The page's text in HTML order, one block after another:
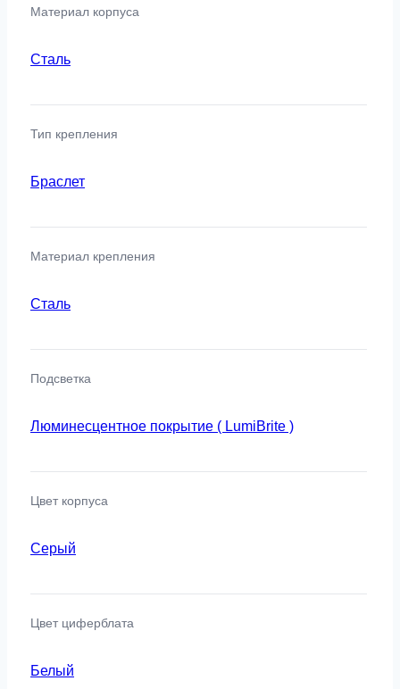
Материал корпуса
Сталь
Тип крепления
Браслет
Материал крепления
Сталь
Подсветка
Люминесцентное покрытие ( LumiBrite )
Цвет корпуса
Серый
Цвет циферблата
Белый